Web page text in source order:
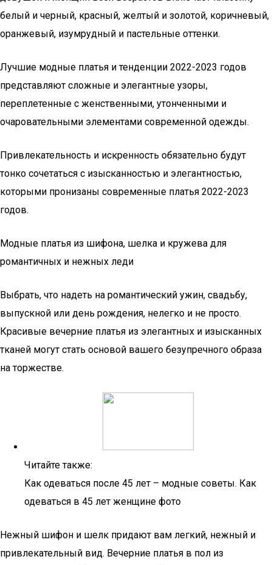
белый и черный, красный, желтый и золотой, коричневый,
оранжевый, изумрудный и пастельные оттенки.
Лучшие модные платья и тенденции 2022-2023 годов
представляют сложные и элегантные узоры,
переплетенные с женственными, утонченными и
очаровательными элементами современной одежды.
Привлекательность и искренность обязательно будут
тонко сочетаться с изысканностью и элегантностью,
которыми пронизаны современные платья 2022-2023
годов.
Модные платья из шифона, шелка и кружева для
романтичных и нежных леди
Выбрать, что надеть на романтический ужин, свадьбу,
выпускной или день рождения, нелегко и не просто.
Красивые вечерние платья из элегантных и изысканных
тканей могут стать основой вашего безупречного образа
на торжестве.
Читайте также:
Как одеваться после 45 лет – модные советы. Как
одеваться в 45 лет женщине фото
Нежный шифон и шелк придают вам легкий, нежный и
привлекательный вид. Вечерние платья в пол из